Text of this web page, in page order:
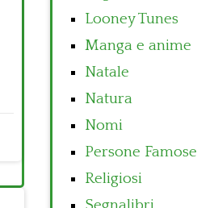
Looney Tunes
Manga e anime
Natale
Natura
Nomi
Persone Famose
Religiosi